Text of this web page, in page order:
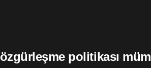
politikası